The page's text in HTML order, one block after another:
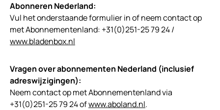
Abonneren Nederland:
Vul het onderstaande formulier in of neem contact op
met Abonnementenland: +31(0)251-25 79 24 /
www.bladenbox.nl
Vragen over abonnementen Nederland (inclusief
adreswijzigingen):
Neem contact op met Abonnementenland via
+31(0)251-25 79 24 ofwww.aboland.nl.